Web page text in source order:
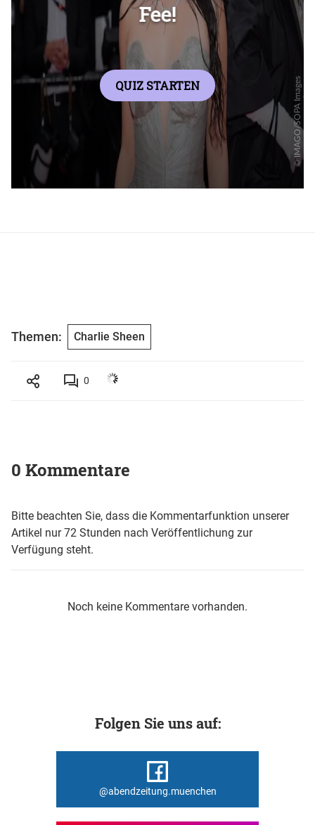
Themen: Charlie Sheen
0
0 Kommentare
Bitte beachten Sie, dass die Kommentarfunktion unserer
Artikel nur 72 Stunden nach Veröffentlichung zur
Verfügung steht.
Noch keine Kommentare vorhanden.
Folgen Sie uns auf:
@abendzeitung.muenchen